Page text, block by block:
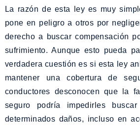
La razón de esta ley es muy
pone en peligro a otros por
derecho a buscar compensación
sufrimiento. Aunque esto pueda
verdadera cuestión es si esta ley
mantener una cobertura de
conductores desconocen que la
seguro podría impedirles
determinados daños, incluso en